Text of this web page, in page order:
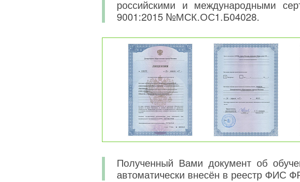
российскими и международными
9001:2015 №МСК.ОС1.Б04028.
Полученный Вами документ об
автоматически внесён в реестр ФИС